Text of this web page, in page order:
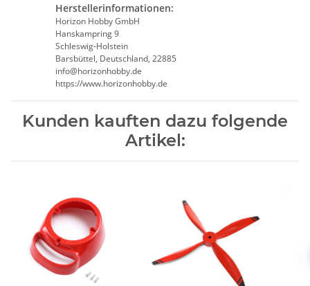
Herstellerinformationen:
Horizon Hobby GmbH
Hanskampring 9
Schleswig-Holstein
Barsbüttel, Deutschland, 22885
info@horizonhobby.de
https://www.horizonhobby.de
Kunden kauften dazu folgende
Artikel: